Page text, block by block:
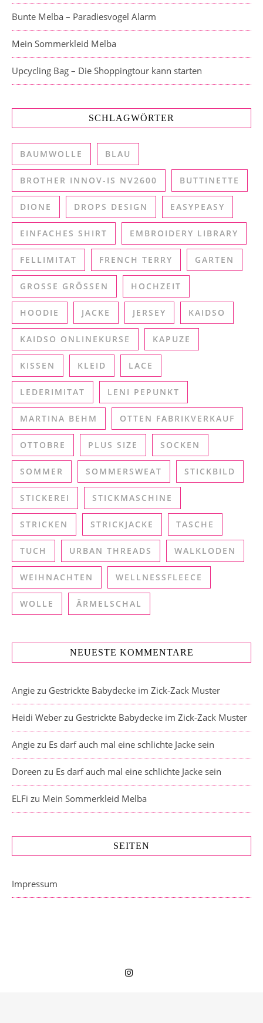
Bunte Melba – Paradiesvogel Alarm
Mein Sommerkleid Melba
Upcycling Bag – Die Shoppingtour kann starten
SCHLAGWÖRTER
BAUMWOLLE BLAU
BROTHER INNOV-IS NV2600 BUTTINETTE
DIONE DROPS DESIGN EASYPEASY
EINFACHES SHIRT EMBROIDERY LIBRARY
FELLIMITAT FRENCH TERRY GARTEN
GROSSE GRÖSSEN HOCHZEIT
HOODIE JACKE JERSEY KAIDSO
KAIDSO ONLINEKURSE KAPUZE
KISSEN KLEID LACE
LEDERIMITAT LENI PEPUNKT
MARTINA BEHM OTTEN FABRIKVERKAUF
OTTOBRE PLUS SIZE SOCKEN
SOMMER SOMMERSWEAT STICKBILD
STICKEREI STICKMASCHINE
STRICKEN STRICKJACKE TASCHE
TUCH URBAN THREADS WALKLODEN
WEIHNACHTEN WELLNESSFLEECE
WOLLE ÄRMELSCHAL
NEUESTE KOMMENTARE
Angie zu Gestrickte Babydecke im Zick-Zack Muster
Heidi Weber zu Gestrickte Babydecke im Zick-Zack Muster
Angie zu Es darf auch mal eine schlichte Jacke sein
Doreen zu Es darf auch mal eine schlichte Jacke sein
ELFi zu Mein Sommerkleid Melba
SEITEN
Impressum